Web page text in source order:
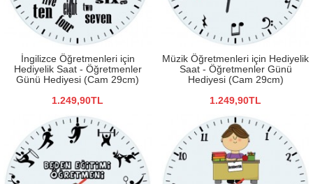
İngilizce Öğretmenleri için
Hediyelik Saat - Öğretmenler
Günü Hediyesi (Cam 29cm)
1.249,90TL
Müzik Öğretmenleri için Hediyelik
Saat - Öğretmenler Günü
Hediyesi (Cam 29cm)
1.249,90TL